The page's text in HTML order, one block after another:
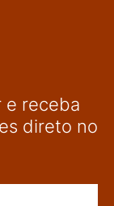
e receba
direto no